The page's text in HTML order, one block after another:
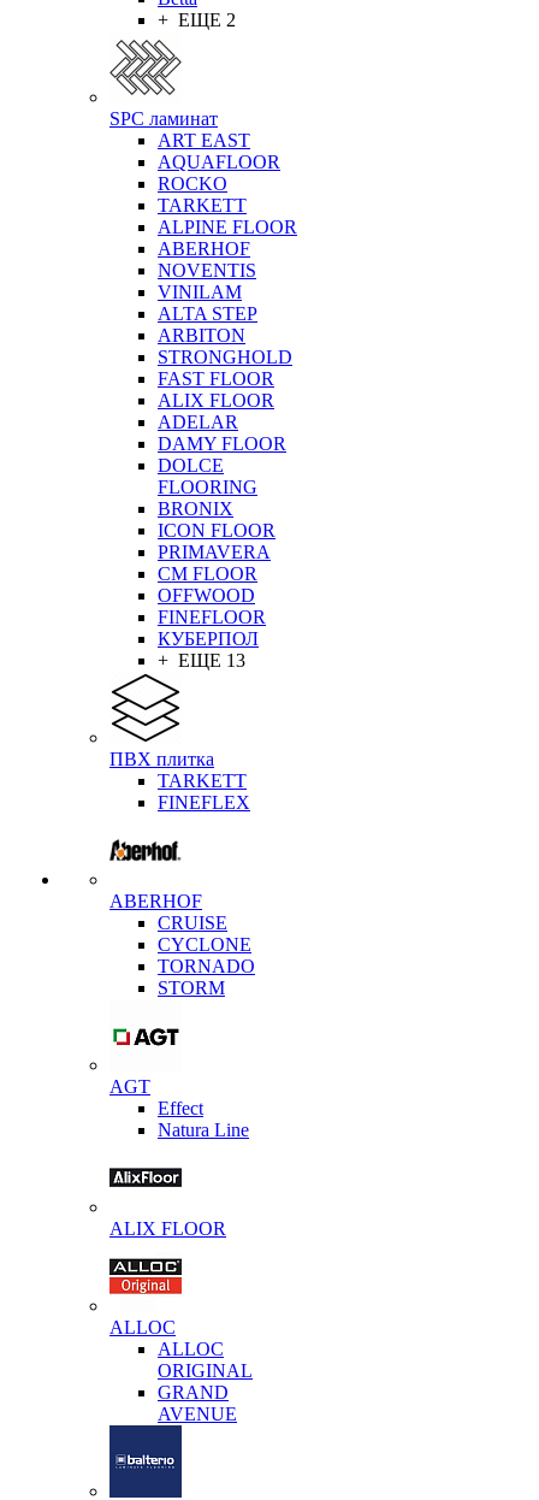
+ ЕЩЕ 2
SPC ламинат
ART EAST
AQUAFLOOR
ROCKO
TARKETT
ALPINE FLOOR
ABERHOF
NOVENTIS
VINILAM
ALTA STEP
ARBITON
STRONGHOLD
FAST FLOOR
ALIX FLOOR
ADELAR
DAMY FLOOR
DOLCE
FLOORING
BRONIX
ICON FLOOR
PRIMAVERA
CM FLOOR
OFFWOOD
FINEFLOOR
КУБЕРПОЛ
+ ЕЩЕ 13
ПВХ плитка
TARKETT
FINEFLEX
ABERHOF
CRUISE
CYCLONE
TORNADO
STORM
AGT
Effect
Natura Line
ALIX FLOOR
ALLOC
ALLOC
ORIGINAL
GRAND
AVENUE